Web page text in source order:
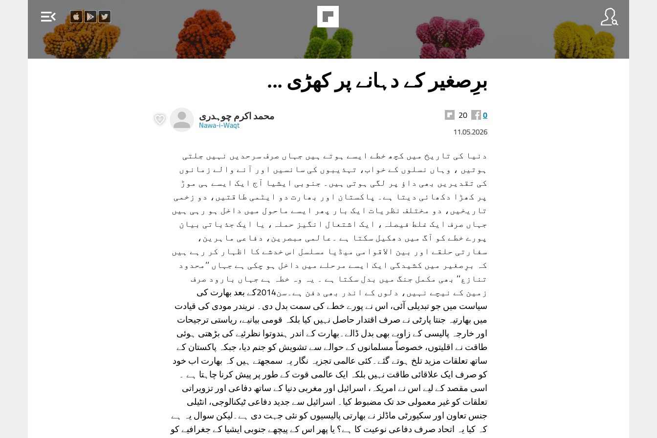
menu_open
برِصغیر کے دہانے پر کھڑی ...
محمد اکرم چوہدری
Nawa-i-Waqt
20 0
11.05.2026
دنیا کی تاریخ میں کچھ خطے ایسے ہوتے ہیں جہاں صرف سرحدیں نہیں جلتی
ہوتیں ، وہاں نسلوں کے خواب، تہذیبوں کی سانسیں اور آنے والے زمانوں
کی تقدیریں بھی داؤ پر لگی ہوتی ہیں۔ جنوبی ایشیا آج ایک ایسے ہی موڑ
پر کھڑا دکھائی دیتا ہے۔ پاکستان اور بھارت دو ایٹمی طاقتیں، دو زخمی
تاریخیں، دو مختلف نظریات ایک بار پھر ایسے ماحول میں داخل ہو رہی ہیں
جہاں صرف ایک غلط فیصلہ، ایک اشتعال انگیز حملہ، یا ایک جذباتی بیان
پورے خطے کو آگ میں دھکیل سکتا ہے ۔عالمی مبصرین، دفاعی ماہرین،
سفارتی حلقے اور بین الاقوامی میڈیا مسلسل اس خدشے کا اظہار کر رہے ہیں
کہ برِصغیر میں کشیدگی ایک ایسے مرحلے میں داخل ہو چکی ہے جہاں ‘‘محدود
تنازع’’ بھی مکمل جنگ میں بدل سکتا ہے ۔ یہ وہ خطہ ہے جہاں بارود صرف
زمین کے نیچے نہیں، دلوں کے اندر بھی دفن ہے۔سن2014کے بعد بھارت کی
سیاست میں جو تبدیلی آئی، اس نے پورے خطے کی سمت بدل دی۔ نریندر مودی کی قیادت
میں بھارتیہ جنتا پارٹی نے صرف اقتدار حاصل نہیں کیا بلکہ قومی بیانیے، ریاستی ترجیحات
اور خارجہ پالیسی کے زاویے بھی بدل ڈالے۔بھارت کے اندر ہندوتوا نظرئیے کی بڑھتی ہوئی
طاقت نے اقلیتوں، خصوصاً مسلمانوں کے حوالے سے تشویش کو جنم دیا، جبکہ پاکستان کے
ساتھ تعلقات مزید تلخ ہوتے گئے۔کئی عالمی تجزیہ نگار یہ سمجھتے ہیں کہ بھارت اب خود
کو صرف ایک علاقائی طاقت نہیں بلکہ ایک عالمی قوت کے طور پر پیش کرنا چاہتا ہے ۔
اسی مقصد کے لیے اس نے امریکہ، اسرائیل اور مغربی دنیا کے ساتھ دفاعی اور تزویراتی
تعلقات کو غیر معمولی حد تک مضبوط کیا۔ اسرائیل سے جدید دفاعی ٹیکنالوجی، انٹیلی
جنس تعاون اور سکیورٹی ماڈلز نے بھارتی پالیسیوں کو نئی جہت دی ہے۔لیکن سوال یہ ہے
کہ کیا یہ اتحاد صرف دفاعی نوعیت کا ہے؟ یا پھر اس کے پیچھے جنوبی ایشیا کے جغرافیے کو